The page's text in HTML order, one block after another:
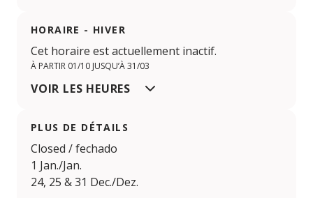
HORAIRE - HIVER
Cet horaire est actuellement inactif.
À PARTIR 01/10 JUSQU’À 31/03
VOIR LES HEURES
PLUS DE DÉTAILS
Closed / fechado
1 Jan./Jan.
24, 25 & 31 Dec./Dez.